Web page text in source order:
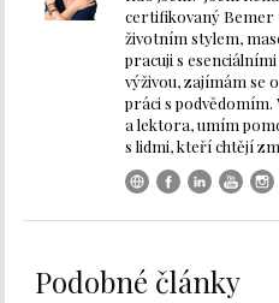
certifikovaný Bemer
životním stylem,
pracuji s
výživou, zajímám se
práci s podvědomím.
a lektora, umím
s lidmi, kteří chtějí
Podobné články